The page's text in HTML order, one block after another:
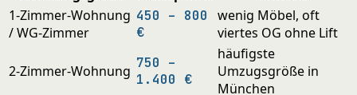
1-Zimmer-Wohnung
/ WG-Zimmer
450 – 800
€
wenig Möbel, oft
viertes OG ohne Lift
2-Zimmer-Wohnung 750 –
1.400 €
häufigste
Umzugsgröße in
München